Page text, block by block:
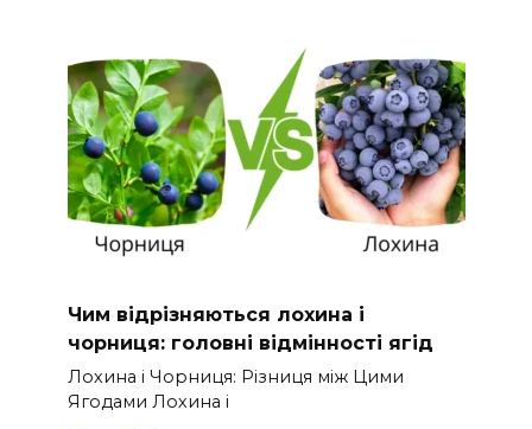
Чим відрізняються лохина і
чорниця: головні відмінності ягід
Лохина і Чорниця: Різниця між Цими
Ягодами Лохина і